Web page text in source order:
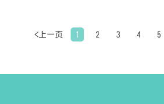
<上一页 1 2 3 4 5